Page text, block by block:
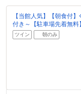
【当館人気】【朝食
付き～【駐車場先着無料】
ツイン 朝のみ